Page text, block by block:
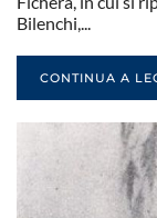
Bilenchi,...
CONTINUA A